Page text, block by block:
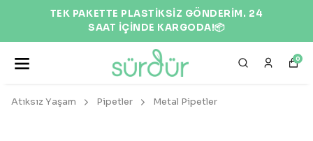
TEK PAKETTE PLASTİKSİZ GÖNDERİM. 24
SAAT İÇİNDE KARGODA!📦
0
Atıksız Yaşam Pipetler Metal Pipetler